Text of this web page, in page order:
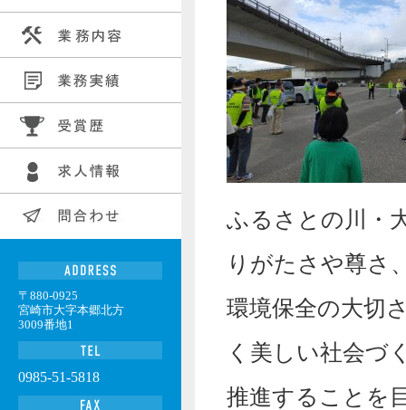
ふるさとの川・
りがたさや尊さ
環境保全の大切
く美しい社会づ
推進することを
〒880-0925
宮崎市大字本郷北方
3009番地1
0985-51-5818